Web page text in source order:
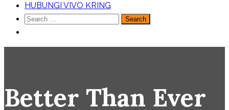
HUBUNGI VIVO KRING
Search
Better Than Ever